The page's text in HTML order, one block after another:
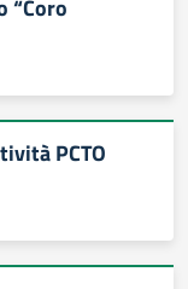
“Coro
PCTO